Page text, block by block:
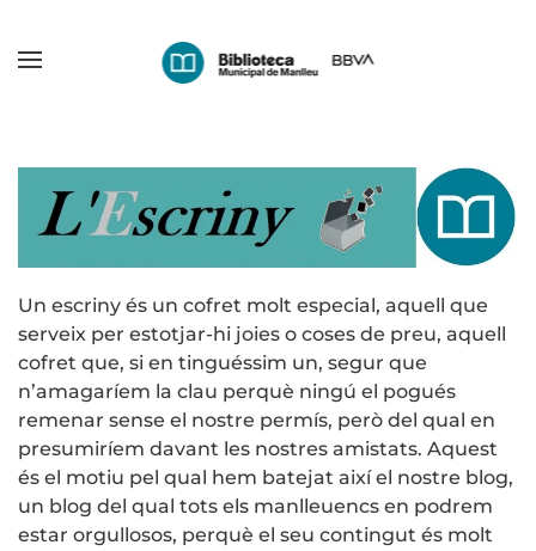
Un escriny és un cofret molt especial, aquell que
serveix per estotjar-hi joies o coses de preu, aquell
cofret que, si en tinguéssim un, segur que
n’amagaríem la clau perquè ningú el pogués
remenar sense el nostre permís, però del qual en
presumiríem davant les nostres amistats. Aquest
és el motiu pel qual hem batejat així el nostre blog,
un blog del qual tots els manlleuencs en podrem
estar orgullosos, perquè el seu contingut és molt